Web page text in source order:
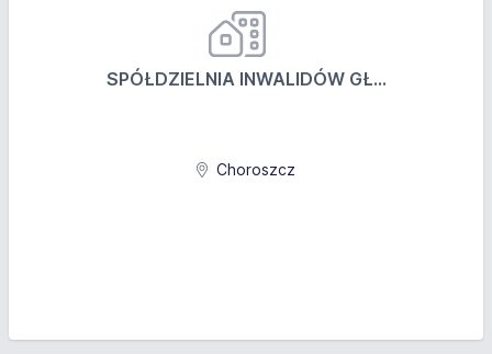
SPÓŁDZIELNIA INWALIDÓW GŁ...
Choroszcz